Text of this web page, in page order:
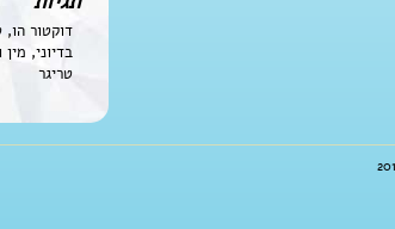
דוקטור הו,
בדיוני,
טריגר